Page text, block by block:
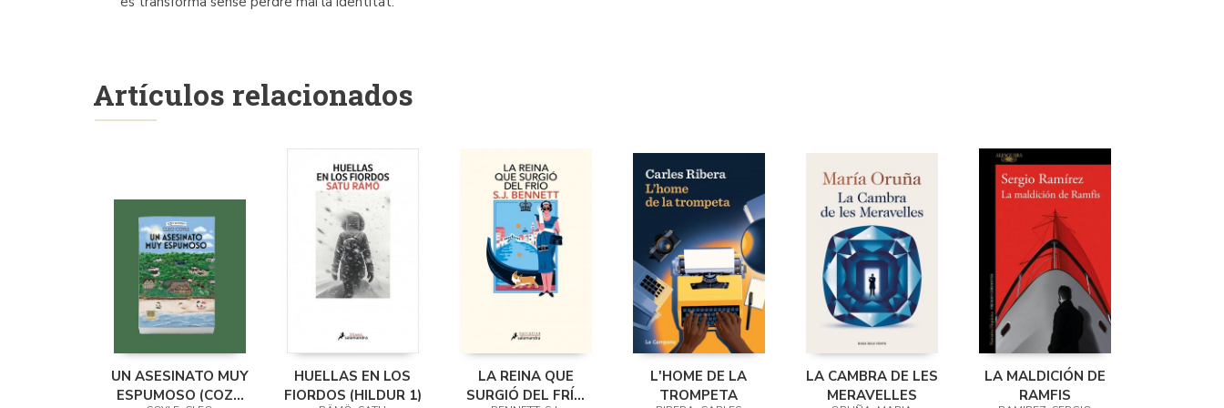
Artículos relacionados
UN ASESINATO MUY
ESPUMOSO (COZY
HUELLAS EN LOS
FIORDOS (HILDUR 1)
LA REINA QUE
SURGIÓ DEL FRÍO
L'HOME DE LA
TROMPETA
LA CAMBRA DE LES
MERAVELLES
LA MALDICIÓN DE
RAMFIS